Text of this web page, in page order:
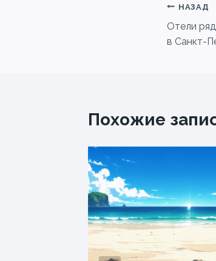
по
НАЗАД
Отели
в Санкт-
Похожие